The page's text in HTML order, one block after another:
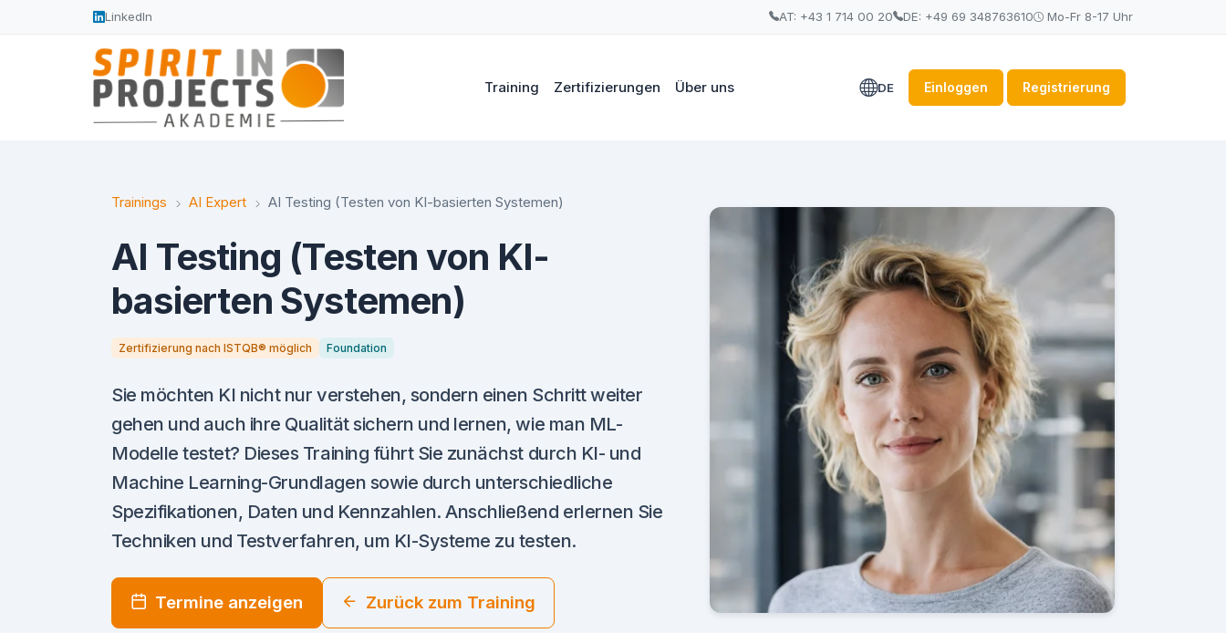
LinkedIn AT: +43 1 714 00 20 DE: +49 69 348763610 Mo-Fr 8-17 Uhr
DE Einloggen Registrierung
Training Zertifizierungen Über uns
Trainings AI Expert AI Testing (Testen von KI-basierten Systemen)
AI Testing (Testen von KI-
basierten Systemen)
Zertifizierung nach ISTQB® möglich Foundation
Sie möchten KI nicht nur verstehen, sondern einen Schritt weiter
gehen und auch ihre Qualität sichern und lernen, wie man ML-
Modelle testet? Dieses Training führt Sie zunächst durch KI- und
Machine Learning-Grundlagen sowie durch unterschiedliche
Spezifikationen, Daten und Kennzahlen. Anschließend erlernen Sie
Techniken und Testverfahren, um KI-Systeme zu testen.
Termine anzeigen Zurück zum Training